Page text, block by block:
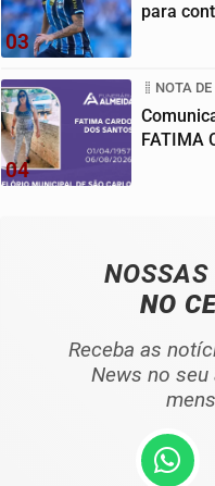
03
para
04
NOTA
FATIMA
NO
Receba as
News no